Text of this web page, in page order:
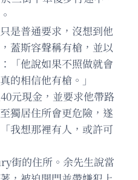
是普通要求，沒想到他
蓋斯容聲稱有槍，並以
「他說如果不照做就會
的相信他有槍。」
元現金，並要求他帶路
獨居住所會更危險，遂
我想那裡有人，或許可
街的住所。余先生說當